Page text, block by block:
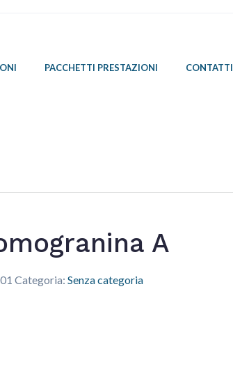
PACCHETTI PRESTAZIONI CONTATTI
A
Categoria: Senza categoria